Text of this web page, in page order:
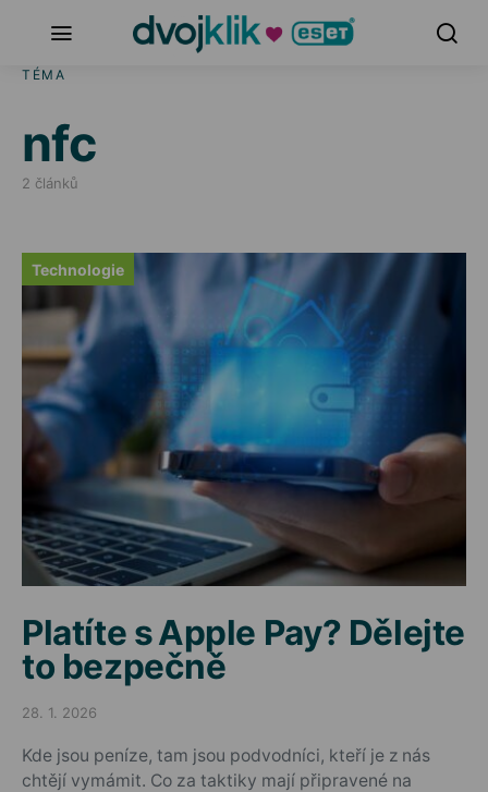
TÉMA
nfc
2 článků
Technologie
Platíte s Apple Pay? Dělejte
to bezpečně
Posted on
28. 1. 2026
Kde jsou peníze, tam jsou podvodníci, kteří je z nás
chtějí vymámit. Co za taktiky mají připravené na